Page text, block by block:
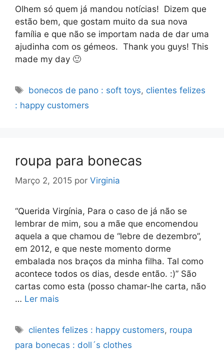
Olhem só quem já mandou notícias! Dizem que
estão bem, que gostam muito da sua nova
família e que não se importam nada de dar uma
ajudinha com os gémeos. Thank you guys! This
made my day 🙂
Etiquetas
bonecos de pano : soft toys, clientes felizes
: happy customers
roupa para bonecas
Março 2, 2015 por Virginia
“Querida Virgínia, Para o caso de já não se
lembrar de mim, sou a mãe que encomendou
aquela a que chamou de “lebre de dezembro”,
em 2012, e que neste momento dorme
embalada nos braços da minha filha. Tal como
acontece todos os dias, desde então. :)” São
cartas como esta (posso chamar-lhe carta, não
… Ler mais
Etiquetas
clientes felizes : happy customers, roupa
para bonecas : doll´s clothes